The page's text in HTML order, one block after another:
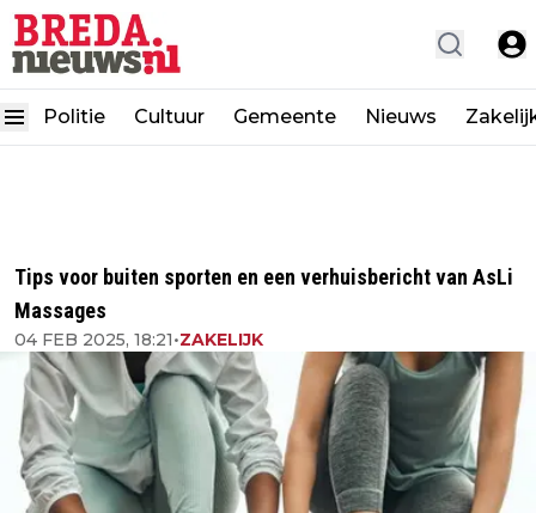
Politie Cultuur Gemeente Nieuws
Tips voor buiten sporten en een verhuisbericht van AsLi
Massages
04 FEB 2025, 18:21•ZAKELIJK